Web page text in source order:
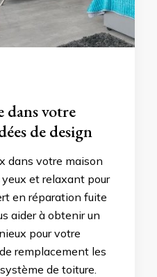
dans votre
de design
dans votre maison
et relaxant pour
en réparation fuite
aider à obtenir un
pour votre
remplacement les
de toiture.